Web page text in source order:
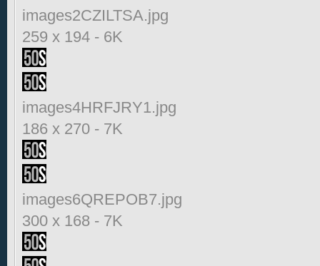
images2CZILTSA.jpg
259 x 194 - 6K
images4HRFJRY1.jpg
186 x 270 - 7K
images6QREPOB7.jpg
300 x 168 - 7K